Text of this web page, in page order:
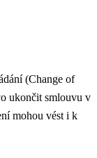
(Change of
ukončit smlouvu v
mohou vést i k